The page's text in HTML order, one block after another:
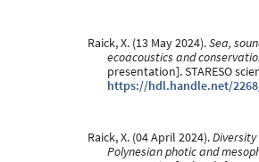
Raick, X. (13 May 2024).Sea,
ecoacoustics and
presentation]. STARESO
https://hdl.handle.net/
Raick, X. (04 April 2024).
Polynesian photic and